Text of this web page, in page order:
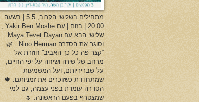
מתחילים בשלישי הקרוב, 5.5 | בשעה
20:00 | בזום | עם Yakir Ben Moshe ,
שלישי הבא עם Maya Tevet Dayan
וסוגר את הסדרה Nino Herman . 🌿
“קצר פה כל כך האביב” חוזרת אל
מרחב של שירה ושיחה על יפי החיים,
על שבריריותם, ועל המשמעות
שמתחדדת כשזוכרים את זמניותם. 🍁
הסדרה עומדת בפני עצמה, גם למי
שמצטרף בפעם הראשונה. 🌷